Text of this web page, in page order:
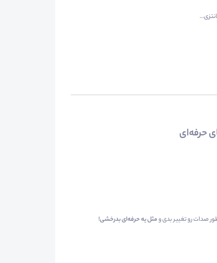
حرفه‌ای
صدات رو تغییر بدی ومثل یه حرفه‌ای بدرخشی!